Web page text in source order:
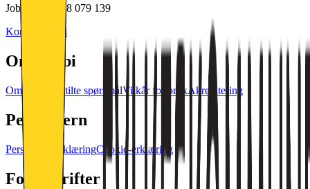
Jobbi AS • 928 079 139
Kontakt Jobbi
Om Jobbi
Om oss Ofte stilte spørsmålVilkår for brukAkreditering
Personvern
PersonvernerklæringCookie-erklæring
For bedrifter